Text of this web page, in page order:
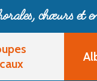
chœurset